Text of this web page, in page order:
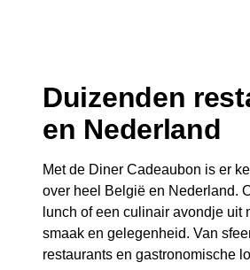
Duizenden
en Nederland
Met de Diner Cadeaubon is er
over heel België en Nederland.
lunch of een culinair avondje
smaak en gelegenheid. Van
restaurants en gastronomische